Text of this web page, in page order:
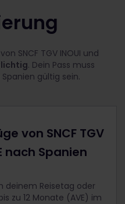
SNCF TGV INOUI und
. Dein Pass muss
gültig sein.
von SNCF TGV
nach Spanien
deinem Reisetag oder
zu 12 Monate (AVE) im